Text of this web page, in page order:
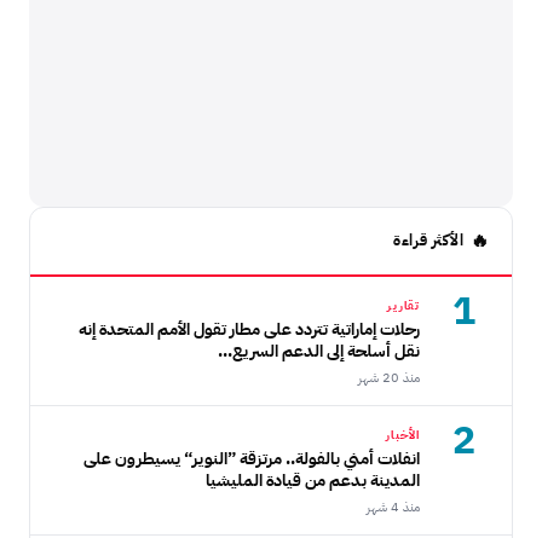
الأكثر قراءة
1 تقارير
رحلات إماراتية تتردد على مطار تقول الأمم المتحدة إنه
نقل أسلحة إلى الدعم السريع...
منذ 20 شهر
2 الأخبار
انفلات أمني بالفولة.. مرتزقة ”النوير“ يسيطرون على
المدينة بدعم من قيادة المليشيا
منذ 4 شهر